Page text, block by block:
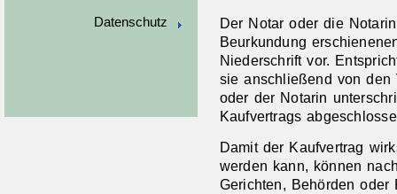
Datenschutz
Der Notar oder die
Beurkundung
Niederschrift vor.
sie anschließend von den
oder der Notarin
Kaufvertrags
Damit der Kaufvertrag
werden kann, können
Gerichten, Behörden